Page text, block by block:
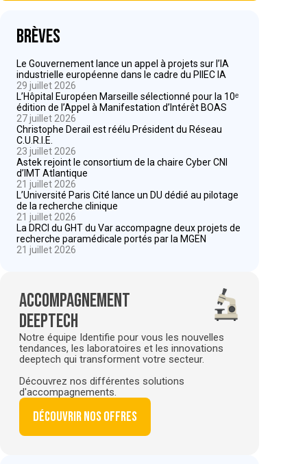
Brèves
Le Gouvernement lance un appel à projets sur l’IA
industrielle européenne dans le cadre du PIIEC IA
29 juillet 2026
L’Hôpital Européen Marseille sélectionné pour la 10ᵉ
édition de l’Appel à Manifestation d’Intérêt BOAS
27 juillet 2026
Christophe Derail est réélu Président du Réseau
C.U.R.I.E.
23 juillet 2026
Astek rejoint le consortium de la chaire Cyber CNI
d’IMT Atlantique
21 juillet 2026
L’Université Paris Cité lance un DU dédié au pilotage
de la recherche clinique
21 juillet 2026
La DRCI du GHT du Var accompagne deux projets de
recherche paramédicale portés par la MGEN
21 juillet 2026
Accompagnement
deeptech
Notre équipe Identifie pour vous les nouvelles
tendances, les laboratoires et les innovations
deeptech qui transforment votre secteur.
Découvrez nos différentes solutions
d'accompagnements.
Découvrir nos offres